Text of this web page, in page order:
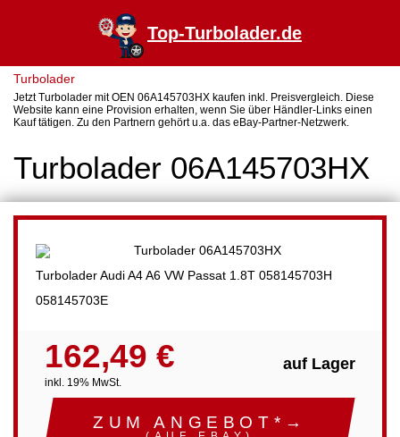
Top-Turbolader.de
Turbolader
Jetzt Turbolader mit OEN 06A145703HX kaufen inkl. Preisvergleich. Diese
Website kann eine Provision erhalten, wenn Sie über Händler-Links einen
Kauf tätigen. Zu den Partnern gehört u.a. das eBay-Partner-Netzwerk.
Turbolader 06A145703HX
Turbolader Audi A4 A6 VW Passat 1.8T 058145703H
058145703E
162,49 €
inkl. 19% MwSt.
auf Lager
ZUM ANGEBOT*→